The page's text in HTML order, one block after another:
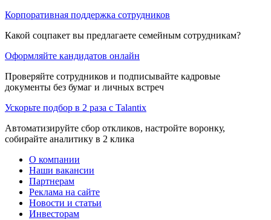
Корпоративная поддержка сотрудников
Какой соцпакет вы предлагаете семейным сотрудникам?
Оформляйте кандидатов онлайн
Проверяйте сотрудников и подписывайте кадровые
документы без бумаг и личных встреч
Ускорьте подбор в 2 раза с Talantix
Автоматизируйте сбор откликов, настройте воронку,
собирайте аналитику в 2 клика
О компании
Наши вакансии
Партнерам
Реклама на сайте
Новости и статьи
Инвесторам